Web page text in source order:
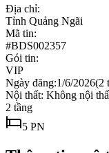
Địa chỉ:
Tỉnh Quảng Ngãi
Mã tin:
#BDS002357
Gói tin:
VIP
Ngày đăng:1/6/2026(2
Nội thất: Không nội
2 tầng
5 PN